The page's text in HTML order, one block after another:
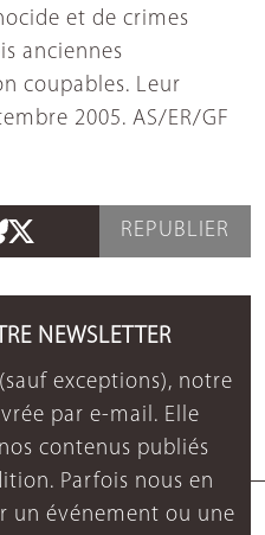
et de crimes
anciennes
coupables. Leur
2005. AS/ER/GF
REPUBLIER
NEWSLETTER
exceptions), notre
par e-mail. Elle
contenus publiés
Parfois nous en
un événement ou une